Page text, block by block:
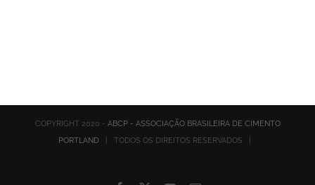
COPYRIGHT 2020 - ABCP - ASSOCIAÇÃO BRASILEIRA DE CIMENTO
PORTLAND| TODOS OS DIREITOS RESERVADOS |